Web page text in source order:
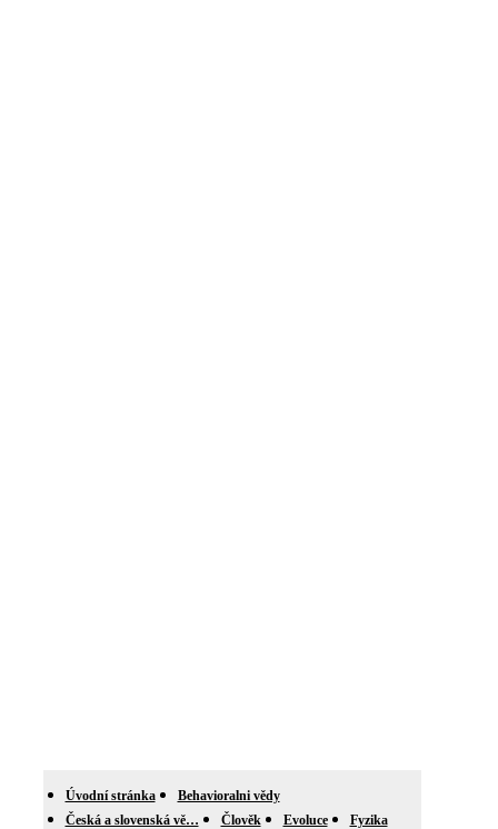
Úvodní stránka
Behavioralni vědy
Česká a slovenská vě…
Člověk Evoluce
Fyzika